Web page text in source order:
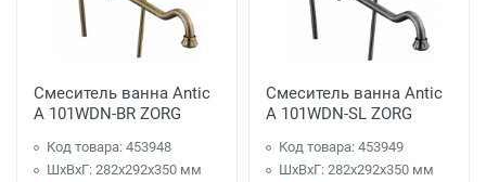
Смеситель ванна Antic
A 101WDN-BR ZORG
Код товара: 453948
ШхВхГ: 282х292х350 мм
Смеситель ванна Antic
A 101WDN-SL ZORG
Код товара: 453949
ШхВхГ: 282х292х350 мм